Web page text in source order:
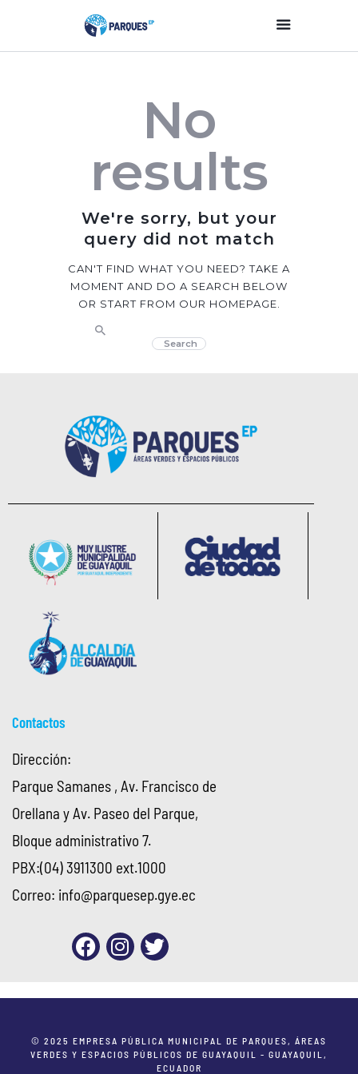
Parques Y Plazas
Participación
Ciudadana
Planificación
Transparencia
Contacto
No
results
We're sorry, but your
query did not match
CAN'T FIND WHAT YOU NEED? TAKE A
MOMENT AND DO A SEARCH BELOW
OR START FROM OUR HOMEPAGE
Contactos
Dirección:
Parque Samanes , Av. Francisco de
Orellana y Av. Paseo del Parque,
Bloque administrativo 7.
PBX:(04) 3911300 ext.1000
Correo: info@parquesep.gye.ec
© 2025 EMPRESA PÚBLICA MUNICIPAL DE PARQUES, ÁREAS
VERDES Y ESPACIOS PÚBLICOS DE GUAYAQUIL - GUAYAQUIL,
ECUADOR